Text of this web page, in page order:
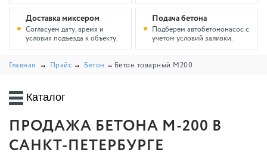
Доставка миксером
Согласуем дату, время и
условия подъезда к объекту.
Подача бетона
Подберем автобетононасос с
учетом условий заливки.
Главная Прайс Бетон Бетон товарный М200
Каталог
ПРОДАЖА БЕТОНА М-200 В
САНКТ-ПЕТЕРБУРГЕ